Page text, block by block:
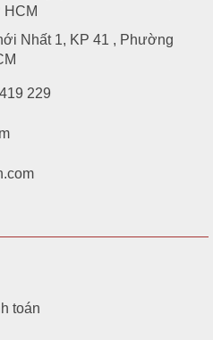
HCM
Nhất 1, KP 41 , Phường
229
toán